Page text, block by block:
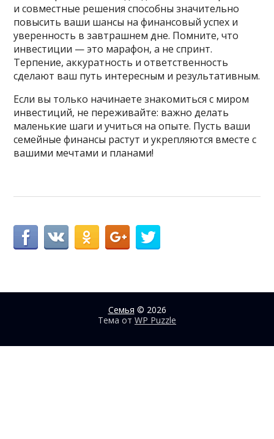
и совместные решения способны значительно
повысить ваши шансы на финансовый успех и
уверенность в завтрашнем дне. Помните, что
инвестиции — это марафон, а не спринт.
Терпение, аккуратность и ответственность
сделают ваш путь интересным и результативным.
Если вы только начинаете знакомиться с миром
инвестиций, не переживайте: важно делать
маленькие шаги и учиться на опыте. Пусть ваши
семейные финансы растут и укрепляются вместе с
вашими мечтами и планами!
Семья © 2026
Тема от WP Puzzle